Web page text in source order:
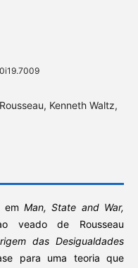
Kenneth Waltz,
emMan, State and War,
veado de Rousseau
das Desigualdades
para uma teoria que